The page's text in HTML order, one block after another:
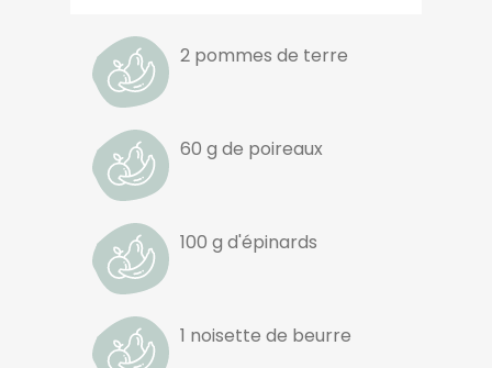
2 pommes de terre
60 g de poireaux
100 g d'épinards
1 noisette de beurre